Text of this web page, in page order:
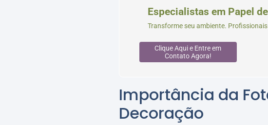
Especialistas em Papel
Transforme seu ambiente.
Clique Aqui e Entre em
Contato Agora!
Importância da
Decoração